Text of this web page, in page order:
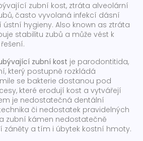
zubní kost, ztráta alveolární
často vyvolaná infekcí dásní
ústní hygieny. Also known as ztráta
stabilitu zubů a může vést k
.
zubní kost je parodontitida,
který postupně rozkládá
se bakterie dostanou pod
které erodují kost a vytvářejí
je nedostatečná dentální
či nedostatek pravidelných
zubní kámen nedostatečně
záněty a tím i úbytek kostní hmoty.